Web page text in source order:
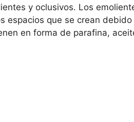
y oclusivos. Los
que se crean
en forma de parafina,